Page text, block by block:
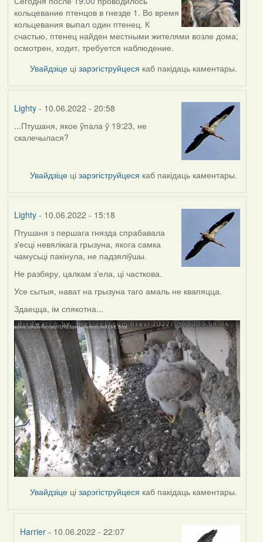
кольцевание птенцов в гнезде 1. Во время
кольцевания выпал один птенец. К
счастью, птенец найден местными жителями возле дома;
осмотрен, ходит, требуется наблюдение.
Увайдзіце цізарэгіструйцеся каб пакідаць каментары.
Lighty- 10.06.2022 - 20:58
...Птушаня, якое ўпала ў 19:23, не
скалечылася?
Увайдзіце цізарэгіструйцеся каб пакідаць каментары.
Lighty- 10.06.2022 - 15:18
Птушаня з першага гнязда спрабавала
з'есці невялікага грызуна, якога самка
чамусьці пакінула, не падзяліўшы.
Не разбяру, цалкам з'ела, ці часткова.
Усе сытыя, нават на грызуна таго амаль не квапяцца.
Здаецца, ім спякотна...
Увайдзіце цізарэгіструйцеся каб пакідаць каментары.
Harrier - 10.06.2022 - 22:07